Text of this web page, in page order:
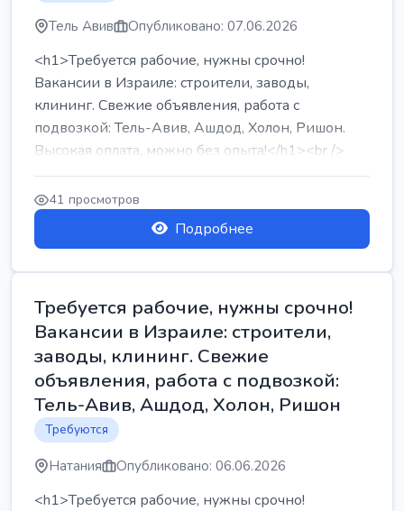
Тель Авив Опубликовано: 07.06.2026
<h1>Требуется рабочие, нужны срочно!
Вакансии в Израиле: строители, заводы,
клининг. Свежие объявления, работа с
подвозкой: Тель-Авив, Ашдод, Холон, Ришон.
Высокая оплата, можно без опыта!</h1><br />
...
41 просмотров
Подробнее
Требуется рабочие, нужны срочно!
Вакансии в Израиле: строители,
заводы, клининг. Свежие
объявления, работа с подвозкой:
Тель-Авив, Ашдод, Холон, Ришон
Требуются
Натания Опубликовано: 06.06.2026
<h1>Требуется рабочие, нужны срочно!